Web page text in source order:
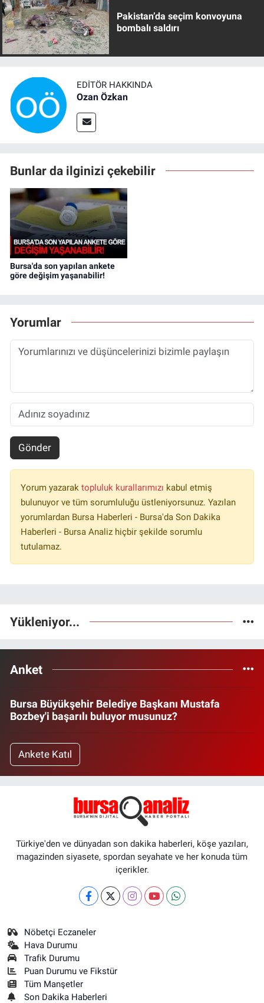
Pakistan’da seçim konvoyuna
bombalı saldırı
EDITÖR HAKKINDA
Ozan Özkan
Bunlar da ilginizi çekebilir
Bursa'da son yapılan ankete
göre değişim yaşanabilir!
Yorumlar
Gönder
Yorum yazarak topluluk kurallarımızı kabul etmiş
bulunuyor ve tüm sorumluluğu üstleniyorsunuz. Yazılan
yorumlardan Bursa Haberleri - Bursa'da Son Dakika
Haberleri - Bursa Analiz hiçbir şekilde sorumlu
tutulamaz.
Yükleniyor...
Anket
Bursa Büyükşehir Belediye Başkanı Mustafa
Bozbey'i başarılı buluyor musunuz?
Ankete Katıl
Türkiye'den ve dünyadan son dakika haberleri, köşe yazıları,
magazinden siyasete, spordan seyahate ve her konuda tüm
içerikler.
Nöbetçi Eczaneler
Hava Durumu
Trafik Durumu
Puan Durumu ve Fikstür
Tüm Manşetler
Son Dakika Haberleri